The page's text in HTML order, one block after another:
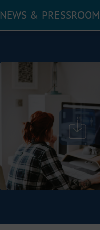
NEWS & PRESSROOM